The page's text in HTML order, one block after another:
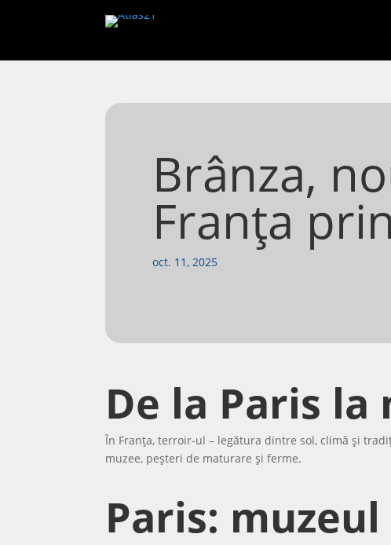
Brânza,
Franța
oct. 11, 2025
De la Paris
În Franța, terroir-ul – legătura dintre sol, climă și
muzee, peșteri de maturare și ferme.
Paris: